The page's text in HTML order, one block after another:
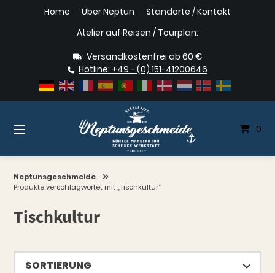
Home Über Neptun
Standorte / Kontakt
Atelier auf Reisen / Tourplan:
Versandkostenfrei ab 60 €
Hotline: +49 - (0) 151-41200646
0
Neptunsgeschmeide
Produkte verschlagwortet mit „Tischkultur“
Tischkultur